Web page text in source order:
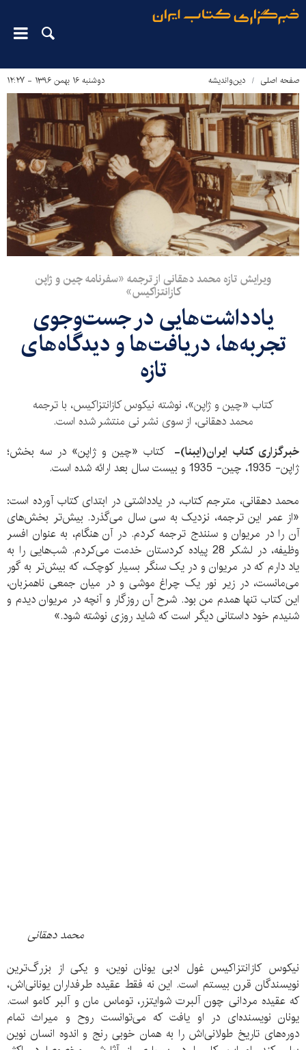
صفحه اصلی دین‌واندیشه دوشنبه ۱۶ بهمن ۱۳۹۶ - ۱۲:۲۷
ویرایش تازه محمد دهقانی از ترجمه «سفرنامه چین و ژاپن
کازانتزاکیس»
یادداشت‌هایی در جست‌وجوی
تجربه‌ها، دریافت‌ها و دیدگاه‌های
تازه
کتاب «چین و ژاپن»، نوشته نیکوس کازانتزاکیس، با ترجمه
محمد دهقانی، از سوی نشر نی منتشر شده است.
خبرگزاری کتاب ایران(ایبنا)-کتاب «چین و ژاپن» در سه بخش؛
ژاپن- 1935، چین- 1935 و بیست‌ سال بعد ارائه شده است.
محمد دهقانی، مترجم کتاب، در یادداشتی در ابتدای کتاب آورده است:
«از عمر این ترجمه، نزدیک به سی سال می‌گذرد. بیش‌تر بخش‌های
آن را در مریوان و سنندج ترجمه کردم. در آن هنگام، به عنوان افسر
وظیفه، در لشکر 28 پیاده کردستان خدمت می‌کردم. شب‌هایی را به
یاد دارم که در مریوان و در یک سنگر بسیار کوچک، که بیش‌تر به گور
می‌مانست، در زیر نور یک چراغ موشی و در میان جمعی ناهمزبان،
این کتاب تنها همدم من بود. شرح آن روزگار و آنچه در مریوان دیدم و
شنیدم خود داستانی دیگر است که شاید روزی نوشته شود.»
محمد دهقانی
نیکوس کازانتزاکیس غول ادبی یونان نوین، و یکی از بزرگ‌ترین
نویسندگان قرن بیستم است. این نه فقط عقیده طرفداران یونانی‌اش،
که عقیده مردانی چون آلبرت شوایتزر، توماس مان و آلبر کامو است.
یونان نویسنده‌ای در او یافت که می‌توانست روح و میراث تمام
دوره‌های تاریخ طولانی‌اش را به همان خوبی رنج و اندوه انسان نوین